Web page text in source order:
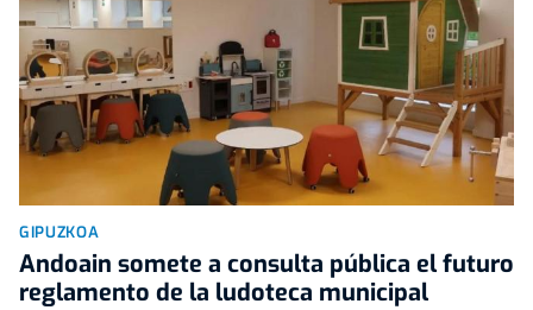
GIPUZKOA
Andoain somete a consulta pública el futuro
reglamento de la ludoteca municipal